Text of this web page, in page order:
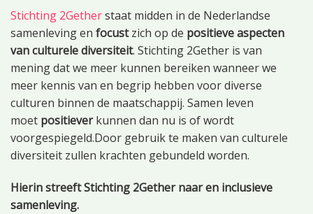
Stichting 2Getherstaat midden in de Nederlandse
samenleving en focustzich op de positieve aspecten
van culturele diversiteit. Stichting 2Gether is van
mening dat we meer kunnen bereiken wanneer we
meer kennis van en begrip hebben voor diverse
culturen binnen de maatschappij. Samen leven
moet positieverkunnen dan nu is of wordt
voorgespiegeld.Door gebruik te maken van culturele
diversiteit zullen krachten gebundeld worden.
Hierin streeft Stichting 2Gether naar en inclusieve
samenleving.